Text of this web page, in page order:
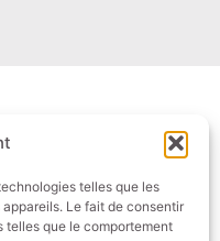
telles que les
Le fait de consentir
telles que le comportement